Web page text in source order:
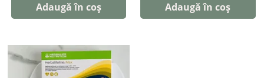
Adaugă în coș Adaugă în coș